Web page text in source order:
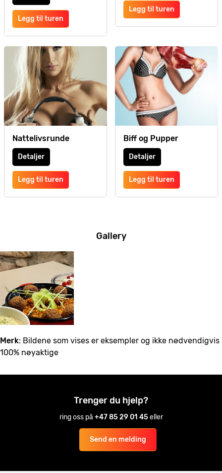
Legg til turen
Legg til turen
Nattelivsrunde
Detaljer
Legg til turen
Biff og Pupper
Detaljer
Legg til turen
Gallery
Merk: Bildene som vises er eksempler og ikke nødvendigvis
100% nøyaktige
Trenger du hjelp?
ring oss på +47 85 29 01 45eller
Send en melding